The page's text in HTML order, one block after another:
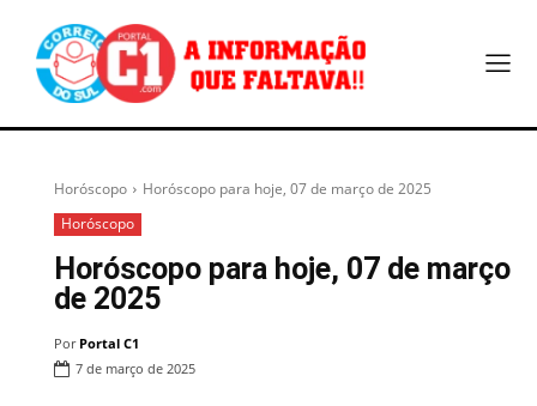
Horóscopo
Horóscopo para hoje, 07 de março de 2025
Horóscopo
Horóscopo para hoje, 07 de março
de 2025
Por Portal C1
7 de março de 2025